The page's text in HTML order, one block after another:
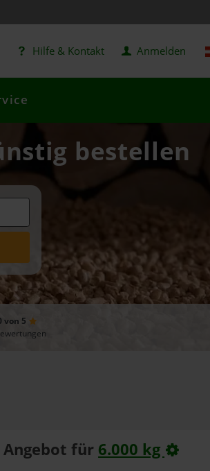
Hilfe & Kontakt Anmelden
bestellen
von 5
für 6.000 kg